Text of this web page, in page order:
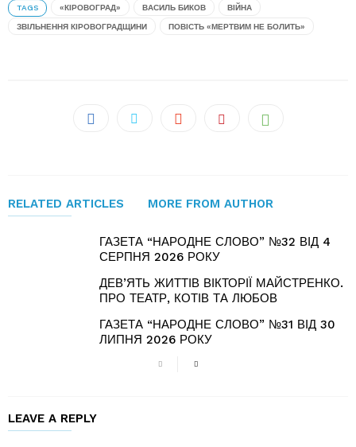
TAGS «КІРОВОГРАД» ВАСИЛЬ БИКОВ ВІЙНА
ЗВІЛЬНЕННЯ КІРОВОГРАДЩИНИ ПОВІСТЬ «МЕРТВИМ НЕ БОЛИТЬ»
RELATED ARTICLES MORE FROM AUTHOR
ГАЗЕТА “НАРОДНЕ СЛОВО” №32 ВІД 4
СЕРПНЯ 2026 РОКУ
ДЕВ’ЯТЬ ЖИТТІВ ВІКТОРІЇ МАЙСТРЕНКО.
ПРО ТЕАТР, КОТІВ ТА ЛЮБОВ
ГАЗЕТА “НАРОДНЕ СЛОВО” №31 ВІД 30
ЛИПНЯ 2026 РОКУ
LEAVE A REPLY